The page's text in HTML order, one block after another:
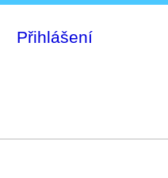
Přihlášení